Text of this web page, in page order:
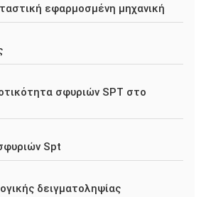
εφαρμοσμένη μηχανική
σφυριών SPT στο
Spt
δειγματοληψίας